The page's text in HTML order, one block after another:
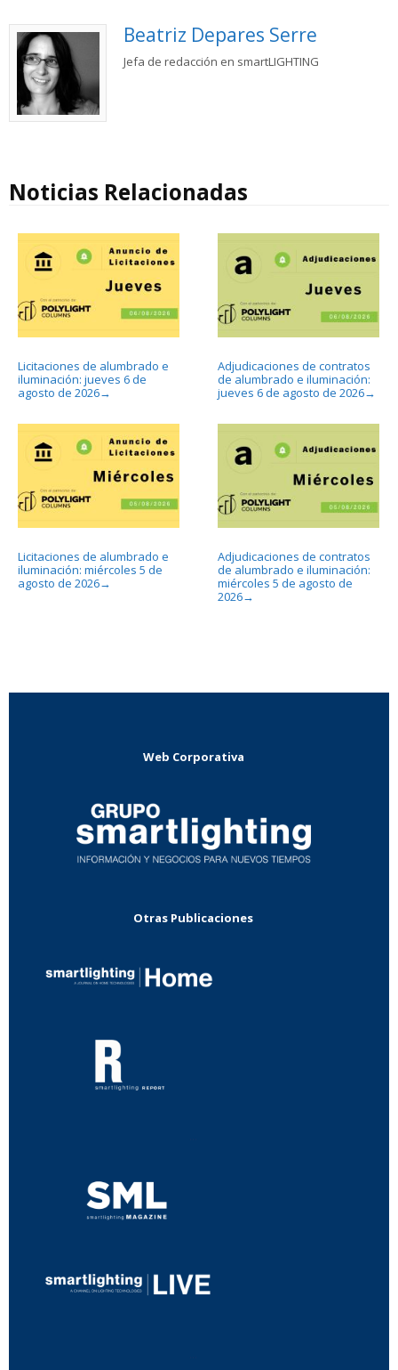
Beatriz Depares Serre
Jefa de redacción en smartLIGHTING
Noticias Relacionadas
Licitaciones de alumbrado e
iluminación: jueves 6 de
agosto de 2026→
Adjudicaciones de contratos
de alumbrado e iluminación:
jueves 6 de agosto de 2026→
Licitaciones de alumbrado e
iluminación: miércoles 5 de
agosto de 2026→
Adjudicaciones de contratos
de alumbrado e iluminación:
miércoles 5 de agosto de
2026→
Web Corporativa
Otras Publicaciones